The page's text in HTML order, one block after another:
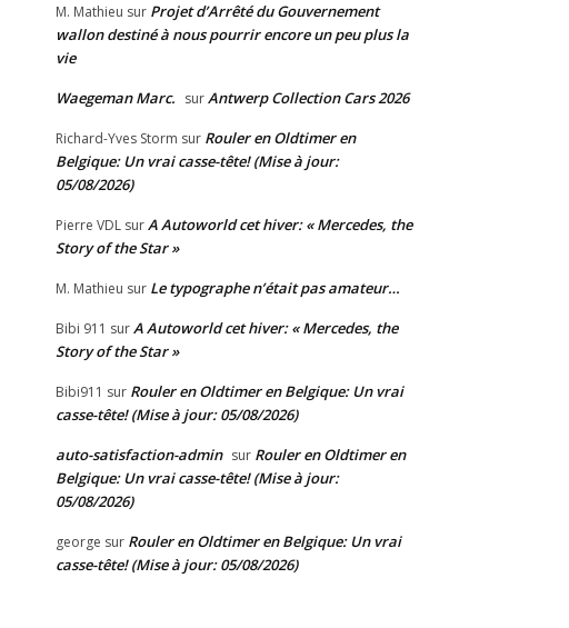
M. Mathieu sur Projet d’Arrêté du Gouvernement
wallon destiné à nous pourrir encore un peu plus la
vie
Waegeman Marc. surAntwerp Collection Cars 2026
Richard-Yves Storm sur Rouler en Oldtimer en
Belgique: Un vrai casse-tête! (Mise à jour:
05/08/2026)
Pierre VDL surA Autoworld cet hiver: « Mercedes, the
Story of the Star »
M. Mathieu sur Le typographe n’était pas amateur…
Bibi 911 surA Autoworld cet hiver: « Mercedes, the
Story of the Star »
Bibi911 sur Rouler en Oldtimer en Belgique: Un vrai
casse-tête! (Mise à jour: 05/08/2026)
auto-satisfaction-admin sur Rouler en Oldtimer en
Belgique: Un vrai casse-tête! (Mise à jour:
05/08/2026)
george sur Rouler en Oldtimer en Belgique: Un vrai
casse-tête! (Mise à jour: 05/08/2026)